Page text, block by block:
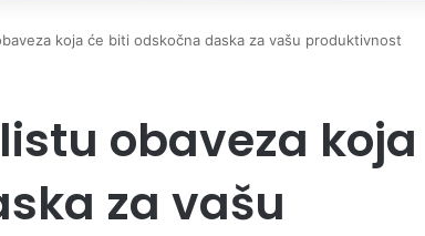
koja će biti odskočna daska za vašu produktivnost
obaveza koja
za vašu